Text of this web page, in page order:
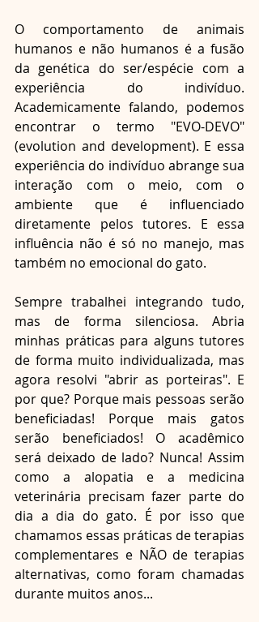
O comportamento de animais
humanos e não humanos é a fusão
da genética do ser/espécie com a
experiência do indivíduo.
Academicamente falando, podemos
encontrar o termo "EVO-DEVO"
(evolution and development). E essa
experiência do indivíduo abrange sua
interação com o meio, com o
ambiente que é influenciado
diretamente pelos tutores. E essa
influência não é só no manejo, mas
também no emocional do gato.
Sempre trabalhei integrando tudo,
mas de forma silenciosa. Abria
minhas práticas para alguns tutores
de forma muito individualizada, mas
agora resolvi "abrir as porteiras". E
por que? Porque mais pessoas serão
beneficiadas! Porque mais gatos
serão beneficiados! O acadêmico
será deixado de lado? Nunca! Assim
como a alopatia e a medicina
veterinária precisam fazer parte do
dia a dia do gato. É por isso que
chamamos essas práticas de terapias
complementares e NÃO de terapias
alternativas, como foram chamadas
durante muitos anos...